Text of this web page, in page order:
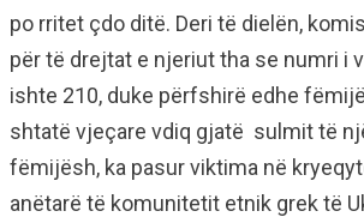
po rritet çdo ditë. Deri të dielën,
për të drejtat e njeriut tha se numri i
ishte 210, duke përfshirë edhe
shtatë vjeçare vdiq gjatë sulmit të
fëmijësh, ka pasur viktima në
anëtarë të komunitetit etnik grek të